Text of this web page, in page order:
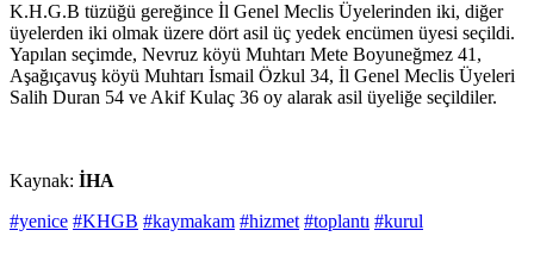
K.H.G.B tüzüğü gereğince İl Genel Meclis Üyelerinden iki, diğer
üyelerden iki olmak üzere dört asil üç yedek encümen üyesi seçildi.
Yapılan seçimde, Nevruz köyü Muhtarı Mete Boyuneğmez 41,
Aşağıçavuş köyü Muhtarı İsmail Özkul 34, İl Genel Meclis Üyeleri
Salih Duran 54 ve Akif Kulaç 36 oy alarak asil üyeliğe seçildiler.
Kaynak: İHA
#yenice #KHGB #kaymakam #hizmet #toplantı #kurul